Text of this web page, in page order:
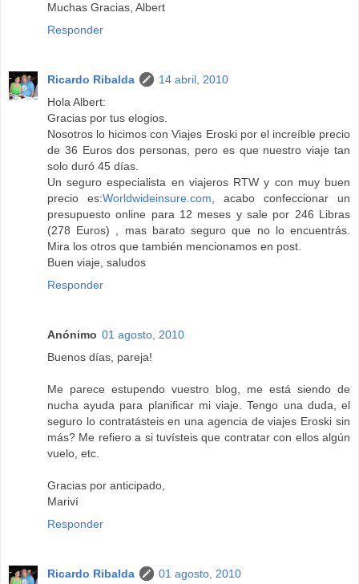
Muchas Gracias, Albert
Responder
Ricardo Ribalda
14 abril, 2010
Hola Albert:
Gracias por tus elogios.
Nosotros lo hicimos con Viajes Eroski por el increíble precio
de 36 Euros dos personas, pero es que nuestro viaje tan
solo duró 45 días.
Un seguro especialista en viajeros RTW y con muy buen
precio es:Worldwideinsure.com , acabo confeccionar un
presupuesto online para 12 meses y sale por 246 Libras
(278 Euros) , mas barato seguro que no lo encuentrás.
Mira los otros que también mencionamos en post.
Buen viaje, saludos
Responder
Anónimo 01 agosto, 2010
Buenos días, pareja!
Me parece estupendo vuestro blog, me está siendo de
nucha ayuda para planificar mi viaje. Tengo una duda, el
seguro lo contratásteis en una agencia de viajes Eroski sin
más? Me refiero a si tuvísteis que contratar con ellos algún
vuelo, etc.
Gracias por anticipado,
Mariví
Responder
Ricardo Ribalda
01 agosto, 2010